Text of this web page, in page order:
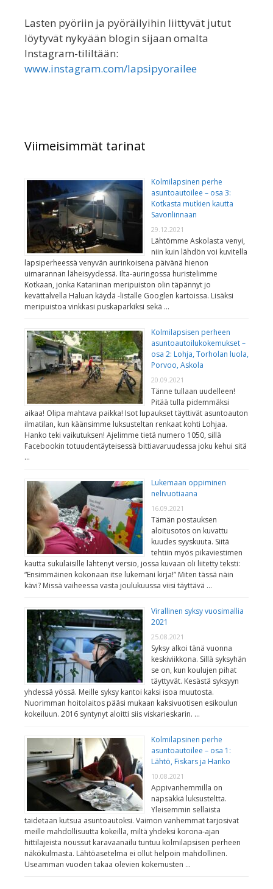
Lasten pyöriin ja pyöräilyihin liittyvät jutut
löytyvät nykyään blogin sijaan omalta
Instagram-tililtään:
www.instagram.com/lapsipyorailee
Viimeisimmät tarinat
Kolmilapsinen perhe
asuntoautoilee – osa 3:
Kotkasta mutkien kautta
Savonlinnaan
29.12.2021
Lähtömme Askolasta venyi,
niin kuin lähdön voi kuvitella
lapsiperheessä venyvän aurinkoisena päivänä hienon
uimarannan läheisyydessä. Ilta-auringossa huristelimme
Kotkaan, jonka Katariinan meripuiston olin täpännyt jo
kevättalvella Haluan käydä -listalle Googlen kartoissa. Lisäksi
meripuistoa vinkkasi puskaparkiksi sekä …
Kolmilapsisen perheen
asuntoautoilukokemukset –
osa 2: Lohja, Torholan luola,
Porvoo, Askola
20.09.2021
Tänne tullaan uudelleen!
Pitää tulla pidemmäksi
aikaa! Olipa mahtava paikka! Isot lupaukset täyttivät asuntoauton
ilmatilan, kun käänsimme luksusteltan renkaat kohti Lohjaa.
Hanko teki vaikutuksen! Ajelimme tietä numero 1050, sillä
Facebookin totuudentäyteisessä bittiavaruudessa joku kehui sitä
…
Lukemaan oppiminen
nelivuotiaana
16.09.2021
Tämän postauksen
aloitusotos on kuvattu
kuudes syyskuuta. Siitä
tehtiin myös pikaviestimen
kautta sukulaisille lähtenyt versio, jossa kuvaan oli liitetty teksti:
“Ensimmäinen kokonaan itse lukemani kirja!” Miten tässä näin
kävi? Missä vaiheessa vasta joulukuussa viisi täyttävä …
Virallinen syksy vuosimallia
2021
25.08.2021
Syksy alkoi tänä vuonna
keskiviikkona. Sillä syksyhän
se on, kun koulujen pihat
täyttyvät. Kesästä syksyyn
yhdessä yössä. Meille syksy kantoi kaksi isoa muutosta.
Nuorimman hoitolaitos pääsi mukaan kaksivuotisen esikoulun
kokeiluun. 2016 syntynyt aloitti siis viskarieskarin. …
Kolmilapsinen perhe
asuntoautoilee – osa 1:
Lähtö, Fiskars ja Hanko
10.08.2021
Appivanhemmilla on
näpsäkkä luksusteltta.
Yleisemmin sellaista
taidetaan kutsua asuntoautoksi. Vaimon vanhemmat tarjosivat
meille mahdollisuutta kokeilla, miltä yhdeksi korona-ajan
hittilajeista noussut karavaanailu tuntuu kolmilapsisen perheen
näkökulmasta. Lähtöasetelma ei ollut helpoin mahdollinen.
Useamman vuoden takaa olevien kokemusten …